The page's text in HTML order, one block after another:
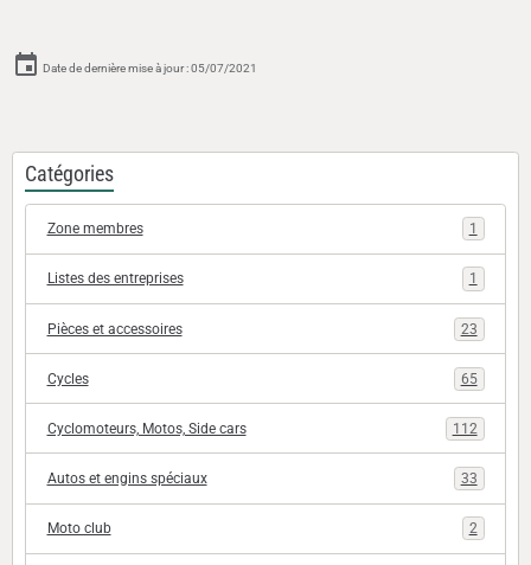
Date de dernière mise à jour : 05/07/2021
Catégories
Zone membres 1
Listes des entreprises 1
Pièces et accessoires 23
Cycles 65
Cyclomoteurs, Motos, Side cars 112
Autos et engins spéciaux 33
Moto club 2